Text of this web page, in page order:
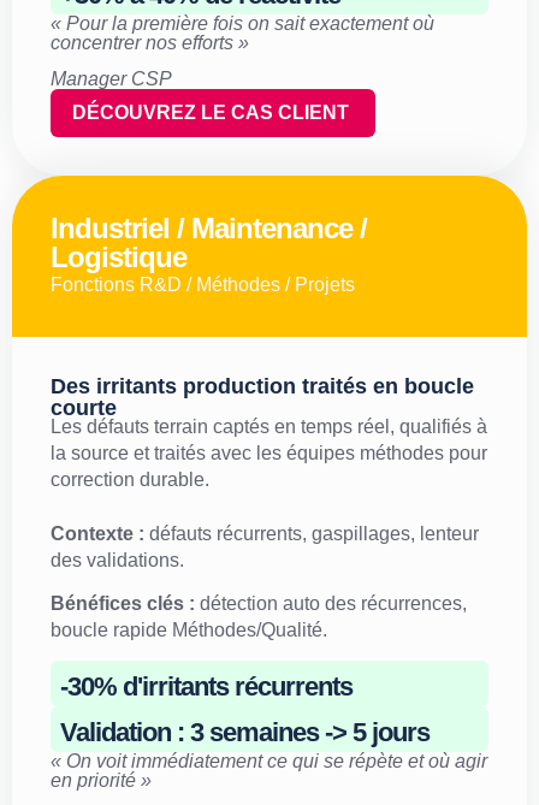
« Pour la première fois on sait exactement où
concentrer nos efforts »
Manager CSP
DÉCOUVREZ LE CAS CLIENT
Industriel / Maintenance /
Logistique
Fonctions R&D / Méthodes / Projets
Des irritants production traités en boucle
courte
Les défauts terrain captés en temps réel, qualifiés à
la source et traités avec les équipes méthodes pour
correction durable.
Contexte : défauts récurrents, gaspillages, lenteur
des validations.
Bénéfices clés : détection auto des récurrences,
boucle rapide Méthodes/Qualité.
-30% d'irritants récurrents
Validation : 3 semaines -> 5 jours
« On voit immédiatement ce qui se répète et où agir
en priorité »